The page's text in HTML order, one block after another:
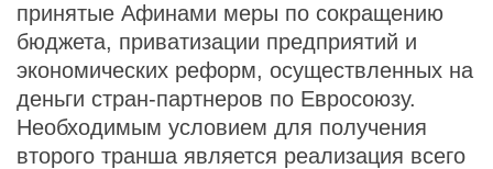
принятые Афинами меры по сокращению
бюджета, приватизации предприятий и
экономических реформ, осуществленных на
деньги стран-партнеров по Евросоюзу.
Необходимым условием для получения
второго транша является реализация всего